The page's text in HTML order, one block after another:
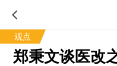
观点
郑秉文谈医改